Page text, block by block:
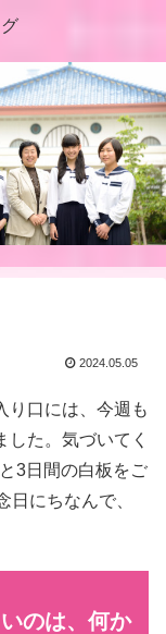
2024.05.05
り口には、今週も
た。気づいてく
3日間の白板をご
にちなんで、
のは、何か